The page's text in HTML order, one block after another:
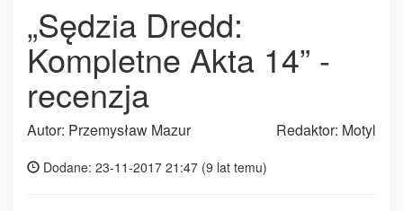
„Sędzia Dredd:
Kompletne Akta 14” -
recenzja
Autor: Przemysław Mazur Redaktor: Motyl
Dodane: 23-11-2017 21:47 (9 lat temu)